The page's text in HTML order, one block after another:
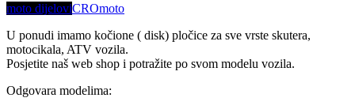
moto dijeloviCROmoto
U ponudi imamo kočione ( disk) pločice za sve vrste skutera,
motocikala, ATV vozila.
Posjetite naš web shop i potražite po svom modelu vozila.
Odgovara modelima: